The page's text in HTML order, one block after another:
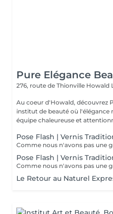
Pure Elégance
276, route de Thionville Howald
Au coeur d'Howald, découvrez
institut de beauté où l'élégance
équipe chaleureuse et
Pose Flash | Vernis
Pose Flash | Vernis
Le Retour au Naturel